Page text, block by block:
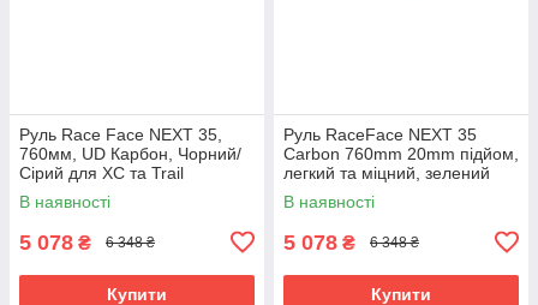
Руль Race Face NEXT 35,
760мм, UD Карбон, Чорний/
Сірий для XC та Trail
В наявності
5 078 ₴ 6 348 ₴
Купити
Руль RaceFace NEXT 35
Carbon 760mm 20mm підйом,
легкий та міцний, зелений
В наявності
5 078 ₴ 6 348 ₴
Купити